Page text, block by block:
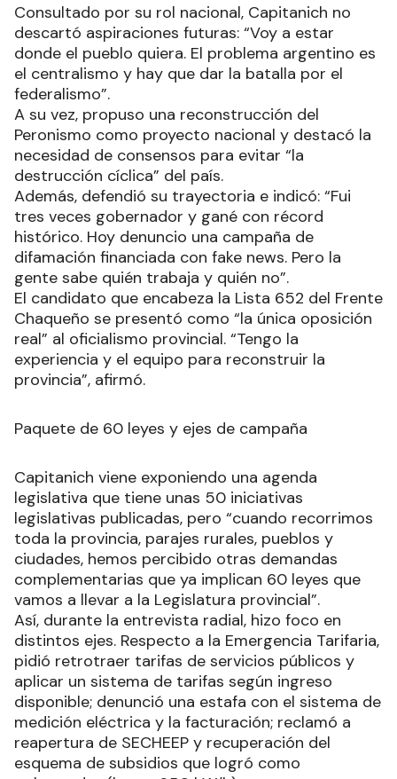
Consultado por su rol nacional, Capitanich no
descartó aspiraciones futuras: “Voy a estar
donde el pueblo quiera. El problema argentino es
el centralismo y hay que dar la batalla por el
federalismo”.
A su vez, propuso una reconstrucción del
Peronismo como proyecto nacional y destacó la
necesidad de consensos para evitar “la
destrucción cíclica” del país.
Además, defendió su trayectoria e indicó: “Fui
tres veces gobernador y gané con récord
histórico. Hoy denuncio una campaña de
difamación financiada con fake news. Pero la
gente sabe quién trabaja y quién no”.
El candidato que encabeza la Lista 652 del Frente
Chaqueño se presentó como “la única oposición
real” al oficialismo provincial. “Tengo la
experiencia y el equipo para reconstruir la
provincia”, afirmó.
Paquete de 60 leyes y ejes de campaña
Capitanich viene exponiendo una agenda
legislativa que tiene unas 50 iniciativas
legislativas publicadas, pero “cuando recorrimos
toda la provincia, parajes rurales, pueblos y
ciudades, hemos percibido otras demandas
complementarias que ya implican 60 leyes que
vamos a llevar a la Legislatura provincial”.
Así, durante la entrevista radial, hizo foco en
distintos ejes. Respecto a la Emergencia Tarifaria,
pidió retrotraer tarifas de servicios públicos y
aplicar un sistema de tarifas según ingreso
disponible; denunció una estafa con el sistema de
medición eléctrica y la facturación; reclamó a
reapertura de SECHEEP y recuperación del
esquema de subsidios que logró como